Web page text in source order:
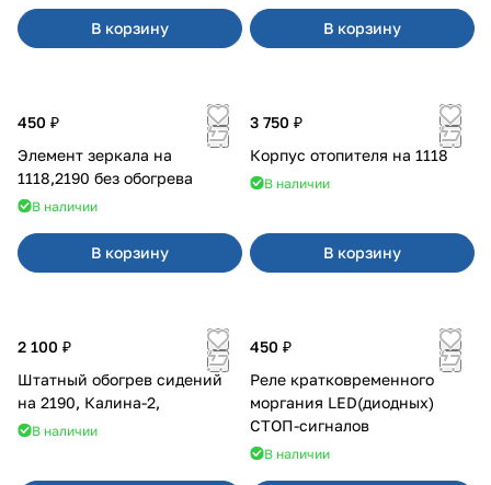
В корзину В корзину
450 ₽
Элемент зеркала на
1118,2190 без обогрева
В наличии
В корзину
3 750 ₽
Корпус отопителя на 1118
В наличии
В корзину
2 100 ₽
Штатный обогрев сидений
на 2190, Калина-2,
В наличии
450 ₽
Реле кратковременного
моргания LED(диодных)
СТОП-сигналов
В наличии